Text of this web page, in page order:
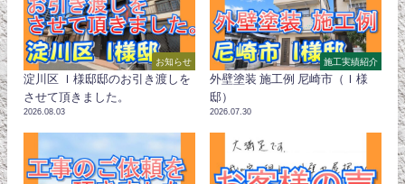
お知らせ
淀川区 Ｉ様邸邸のお引き渡しを
させて頂きました。
2026.08.03
施工実績紹介
外壁塗装 施工例 尼崎市（Ｉ様
邸）
2026.07.30